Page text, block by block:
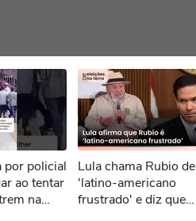
por policial
ao tentar
na
Lula chama Rubio de
'latino-americano
frustrado' e diz que